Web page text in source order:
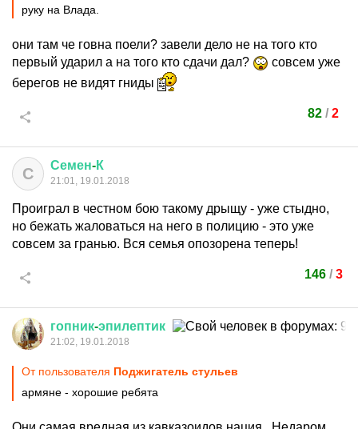
руку на Влада.
они там че говна поели? завели дело не на того кто
первый ударил а на того кто сдачи дал?
совсем уже
берегов не видят гниды
82 / 2
С Семен-К
21:01, 19.01.2018
Проиграл в честном бою такому дрыщу - уже стыдно,
но бежать жаловаться на него в полицию - это уже
совсем за гранью. Вся семья опозорена теперь!
146/ 3
гопник-эпилептик
21:02, 19.01.2018
От пользователя Поджигатель стульев
армяне - хорошие ребята